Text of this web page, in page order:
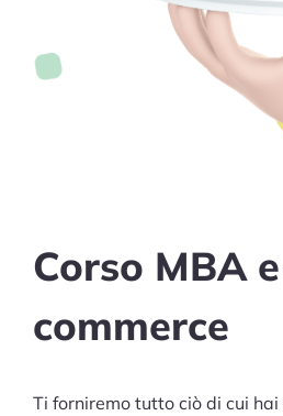
Corso MBA
commerce
Ti forniremo tutto ciò di cui